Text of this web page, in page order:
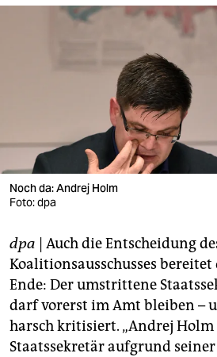
sport
verlag
verlag
shop
fragen & hilfe
unterstützen
abo
Noch da: Andrej Holm
Foto: dpa
dpa | Auch die Entscheidung
Koalitionsausschusses
Ende: Der umstrittene
darf vorerst im Amt bleiben –
harsch kritisiert. „Andrej Holm
Staatssekretär aufgrund seiner